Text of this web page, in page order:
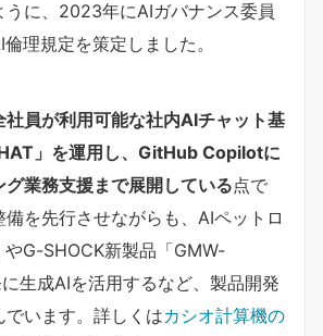
うに、2023年にAIガバナンス委員
理規定を策定しました。
社員が利用可能な社内AIチャット基
」を運用し、GitHub Copilotに
グ業務支援まで展開している点で
を先行させながらも、AIペットロ
G-SHOCK新製品「GMW-
生成AIを活用するなど、製品開発
います。詳しくはカシオ計算機の